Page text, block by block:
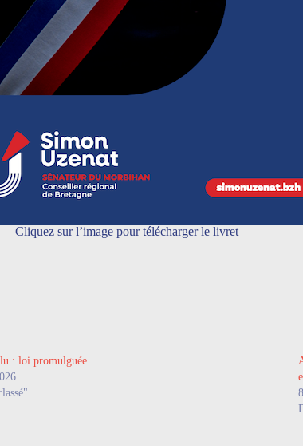
Cliquez sur l’image pour télécharger le livret
: loi promulguée